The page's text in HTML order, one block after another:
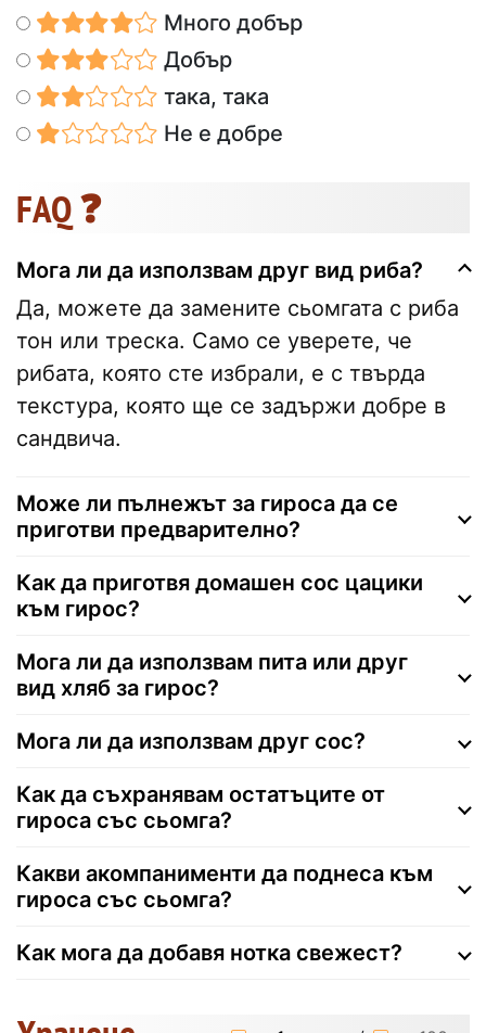
Много добър
Добър
така, така
Не е добре
FAQ ❓
Мога ли да използвам друг вид риба?
Да, можете да замените сьомгата с риба
тон или треска. Само се уверете, че
рибата, която сте избрали, е с твърда
текстура, която ще се задържи добре в
сандвича.
Може ли пълнежът за гироса да се
приготви предварително?
Как да приготвя домашен сос цацики
към гирос?
Мога ли да използвам пита или друг
вид хляб за гирос?
Мога ли да използвам друг сос?
Как да съхранявам остатъците от
гироса със сьомга?
Какви акомпанименти да поднеса към
гироса със сьомга?
Как мога да добавя нотка свежест?